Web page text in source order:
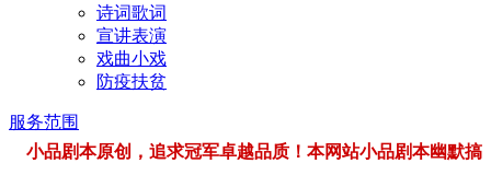
诗词歌词
宣讲表演
戏曲小戏
防疫扶贫
服务范围
小品剧本原创，追求冠军卓越品质！本网站小品剧本幽默搞